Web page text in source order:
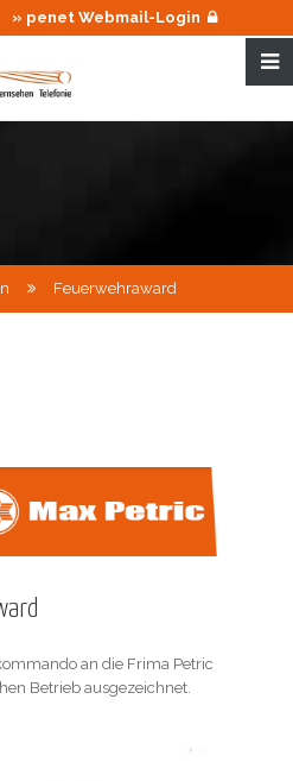
» penet Webmail-Login
Feuerwehraward
an die Frima Petric
Betrieb ausgezeichnet.